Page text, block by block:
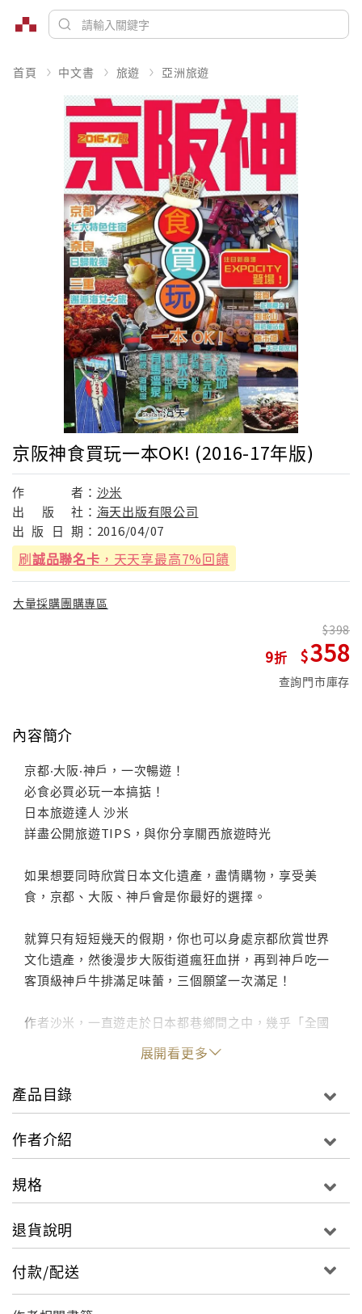
首頁 中文書 旅遊 亞洲旅遊
京阪神食買玩一本OK! (2016-17年版)
作 者： 沙米
出
版 社： 海天出版有限公司
出 版 日 期： 2016/04/07
刷誠品聯名卡 ，天天享最高7%回饋
大量採購團購專區
9
398
358
查詢門市庫存
內容簡介
京都‧大阪‧神戶，一次暢遊！
必食必買必玩一本搞掂！
日本旅遊達人 沙米
詳盡公開旅遊TIPS，與你分享關西旅遊時光
如果想要同時欣賞日本文化遺產，盡情購物，享受美
食，京都、大阪、神戶會是你最好的選擇。
就算只有短短幾天的假期，你也可以身處京都欣賞世界
文化遺產，然後漫步大阪街道瘋狂血拼，再到神戶吃一
客頂級神戶牛排滿足味蕾，三個願望一次滿足！
作者沙米，一直遊走於日本都巷鄉間之中，幾乎「全國
制霸」，把著名景點都玩通透。沙米在書中深入尋訪每
個景點與店家，把它們背後的故事娓娓道來，帶你重新
認識京都、大阪和神戶的另一面。
大阪注目新商場－EXPOCITY｜USJ環球影城全攻略｜
妝護膚品特集｜京都七大特色民宿｜京都庶民市場－錦
沙米同時公開關西旅行的私房TIPS，
讓你也可成為一個真正旅遊達人！
展開看更多
產品目錄
作者介紹
規格
退貨說明
付款/配送